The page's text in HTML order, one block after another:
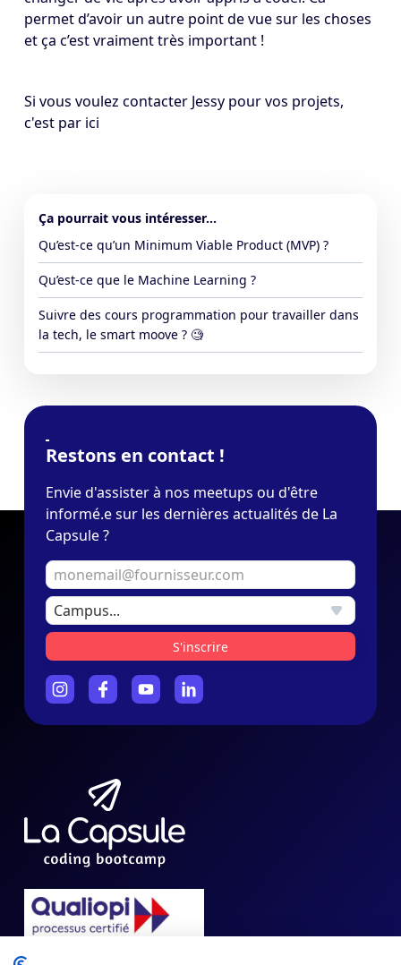
Ça pourrait vous intéresser...
Qu’est-ce qu’un Minimum Viable Product (MVP) ?
Qu’est-ce que le Machine Learning ?
Suivre des cours programmation pour travailler dans
la tech, le smart moove ? 🧐
permet d’avoir un autre point de vue sur les choses
et ça c’est vraiment très important !
Si vous voulez contacter Jessy pour vos projets,
c'est par ici
Restons en contact !
Envie d'assister à nos meetups ou d'être
informé.e sur les dernières actualités de La
Capsule ?